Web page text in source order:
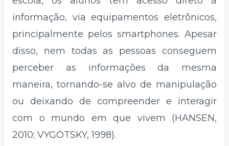
informação, via equipamentos eletrônicos,
principalmente pelos smartphones. Apesar
disso, nem todas as pessoas conseguem
perceber as informações da mesma
maneira, tornando-se alvo de manipulação
ou deixando de compreender e interagir
com o mundo em que vivem (HANSEN,
2010; VYGOTSKY, 1998).